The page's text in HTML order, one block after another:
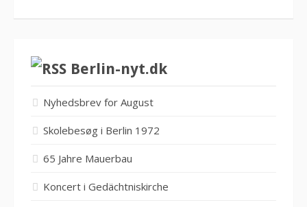
Berlin-nyt.dk
Nyhedsbrev for August
Skolebesøg i Berlin 1972
65 Jahre Mauerbau
Koncert i Gedächtniskirche